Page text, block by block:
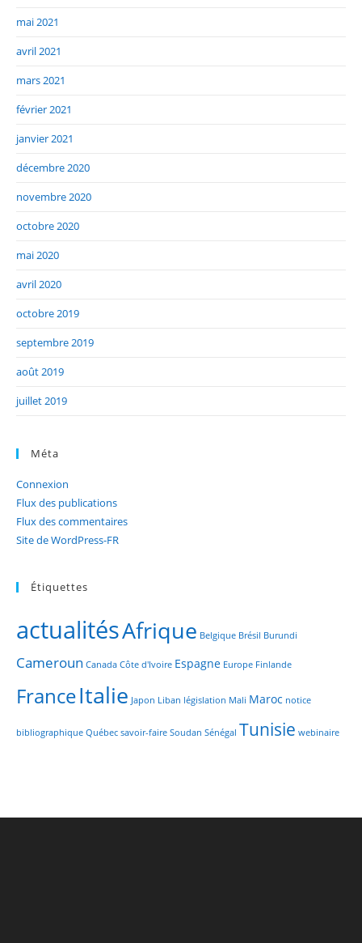
mai 2021
avril 2021
mars 2021
février 2021
janvier 2021
décembre 2020
novembre 2020
octobre 2020
mai 2020
avril 2020
octobre 2019
septembre 2019
août 2019
juillet 2019
Méta
Connexion
Flux des publications
Flux des commentaires
Site de WordPress-FR
Étiquettes
actualitésAfrique Belgique Brésil Burundi
Cameroun Canada Côte d'Ivoire Espagne Europe Finlande
FranceItalie Japon Liban législation Mali Maroc notice
bibliographique Québec savoir-faire Soudan Sénégal Tunisie webinaire